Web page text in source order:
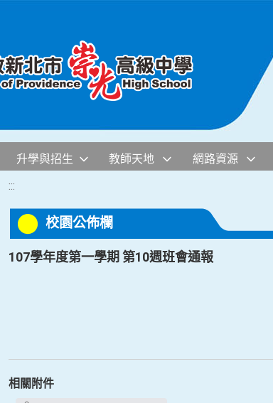
升學與招生 教師天地 網路資源
:::
校園公佈欄
107學年度第一學期 第10週班會通報
相關附件